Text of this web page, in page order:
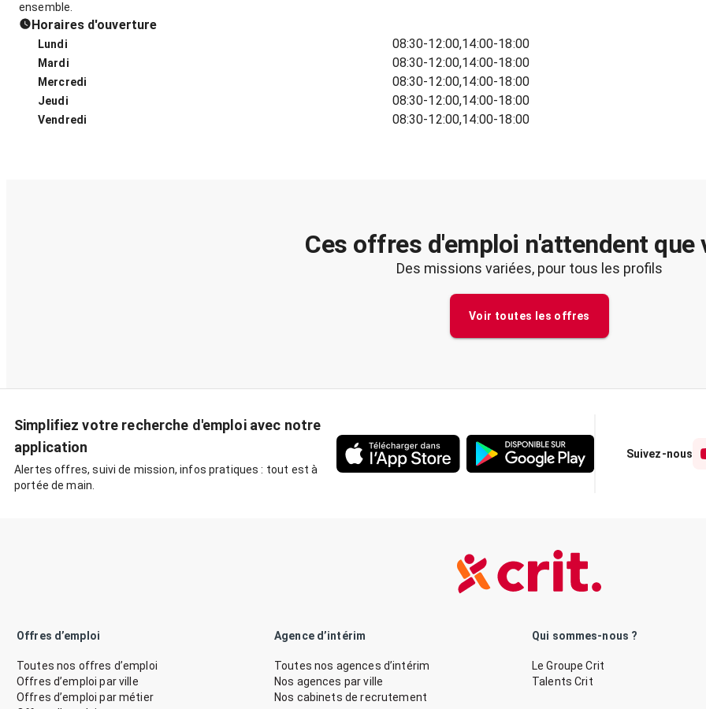
ensemble.
Horaires d'ouverture
Lundi 08:30-12:00,14:00-18:00
Mardi 08:30-12:00,14:00-18:00
Mercredi 08:30-12:00,14:00-18:00
Jeudi 08:30-12:00,14:00-18:00
Vendredi 08:30-12:00,14:00-18:00
Ces offres d'emploi n'attendent que
Des missions variées, pour tous les profils
Voir toutes les offres
Simplifiez votre recherche d'emploi avec notre
application
Alertes offres, suivi de mission, infos pratiques : tout est à
portée de main.
Suivez-nous
Offres d’emploi
Toutes nos offres d’emploi
Offres d’emploi par ville
Offres d’emploi par métier
Agence d’intérim
Toutes nos agences d’intérim
Nos agences par ville
Nos cabinets de recrutement
Qui sommes-nous ?
Le Groupe Crit
Talents Crit